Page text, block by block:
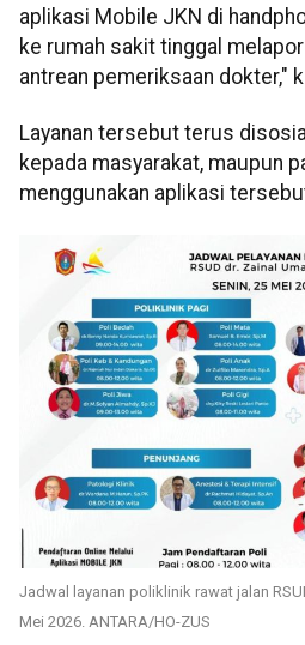
aplikasi Mobile JKN di
ke rumah sakit tinggal
antrean pemeriksaan dokter,"
Layanan tersebut terus
kepada masyarakat, maupun
menggunakan aplikasi
Jadwal layanan poliklinik rawat jalan
Mei 2026. ANTARA/HO-ZUS